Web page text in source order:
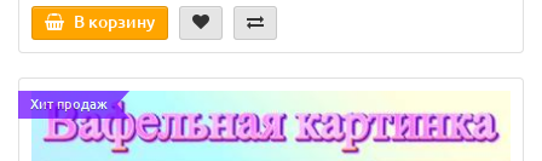
В корзину
Хит продаж